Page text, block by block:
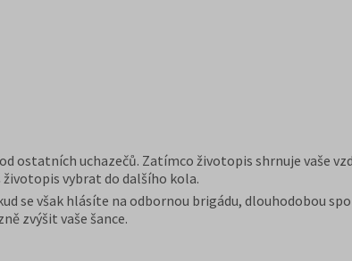
ostatních uchazečů. Zatímco životopis shrnuje vaše
vybrat do dalšího kola.
se však hlásíte na odbornou brigádu, dlouhodobou
zvýšit vaše šance.